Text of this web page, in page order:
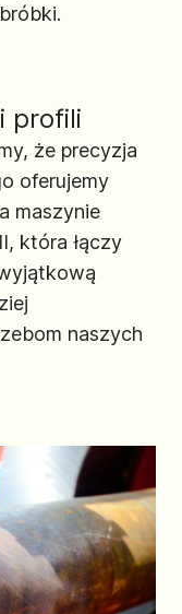
profili
że precyzja
oferujemy
maszynie
która łączy
naszych